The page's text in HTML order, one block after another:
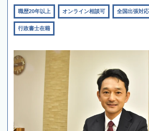
職歴20年以上 オンライン相談可 全国出張対
行政書士在籍